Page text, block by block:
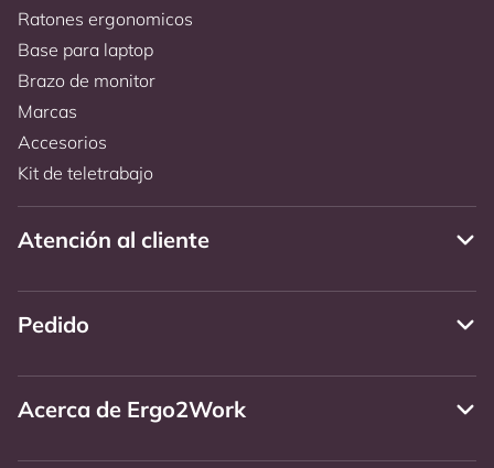
Ratones ergonomicos
Base para laptop
Brazo de monitor
Marcas
Accesorios
Kit de teletrabajo
Atención al cliente
Pedido
Acerca de Ergo2Work